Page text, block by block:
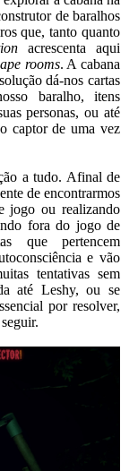
de baralhos
que, tanto quanto
acrescenta aqui
rooms. A cabana
dá-nos cartas
baralho, itens
personas, ou até
captor de uma vez
a tudo. Afinal de
de encontrarmos
jogo ou realizando
fora do jogo de
que pertencem
e vão
tentativas sem
até Leshy, ou se
por resolver,